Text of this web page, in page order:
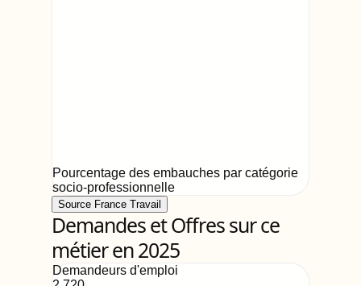
Pourcentage des embauches par catégorie
socio-professionnelle
Source France Travail
Demandes et Offres sur ce
métier en 2025
Demandeurs d'emploi